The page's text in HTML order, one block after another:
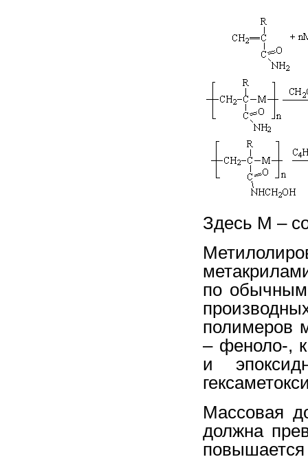
Здесь М –
по обычным
полимеров
– феноло-,
и
Массовая
должна
повышается